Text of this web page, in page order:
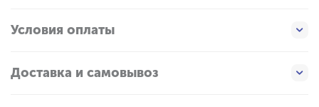
Условия оплаты
Доставка и самовывоз